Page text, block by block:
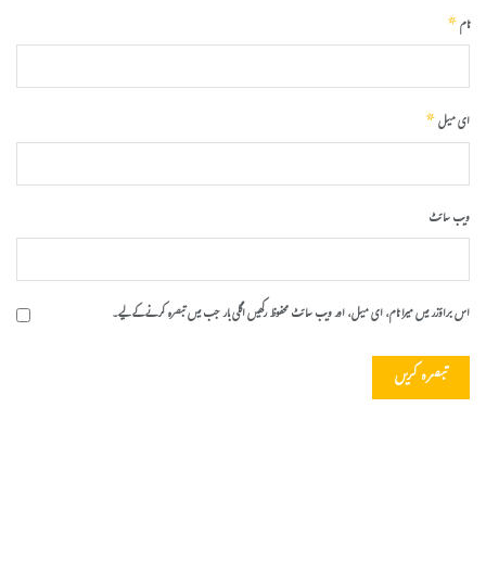
نام*
ای میل*
ویب‌ سائٹ
اس براؤزر میں میرا نام، ای میل، اور ویب سائٹ محفوظ رکھیں اگلی بار جب میں تبصرہ کرنے کےلیے۔